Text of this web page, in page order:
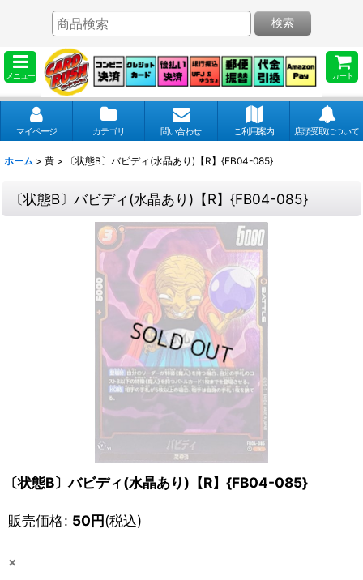
メニュー カート
検索
マイページ カテゴリ 問い合わせ ご利用案内 店頭受取について
ホーム > 黄 > 〔状態B〕バビディ(水晶あり)【R】{FB04-085}
〔状態B〕バビディ(水晶あり)【R】{FB04-085}
〔状態B〕バビディ(水晶あり)【R】{FB04-085}
販売価格: 50円(税込)
×